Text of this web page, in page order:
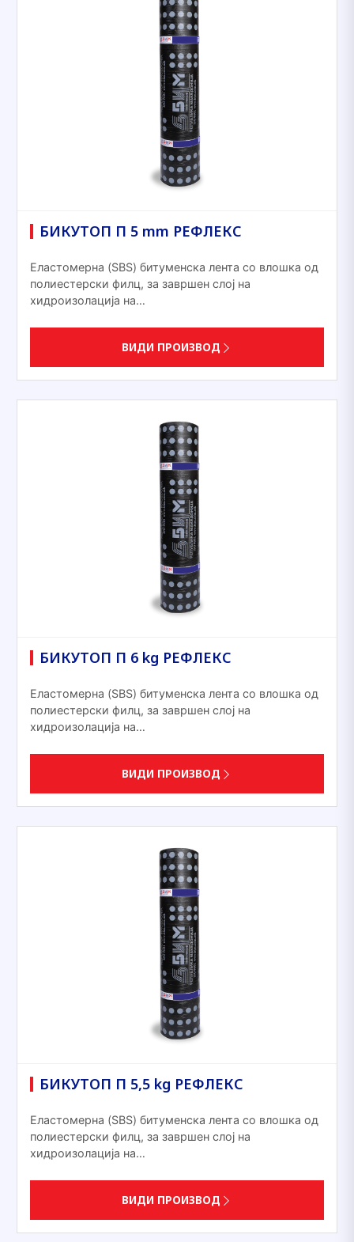
БИКУТОП П 5 mm РЕФЛЕКС
Еластомерна (SBS) битуменска лента со влошка од
полиестерски филц, за завршен слој на
хидроизолација на…
ВИДИ ПРОИЗВОД
БИКУТОП П 6 kg РЕФЛЕКС
Еластомерна (SBS) битуменска лента со влошка од
полиестерски филц, за завршен слој на
хидроизолација на…
ВИДИ ПРОИЗВОД
БИКУТОП П 5,5 kg РЕФЛЕКС
Еластомерна (SBS) битуменска лента со влошка од
полиестерски филц, за завршен слој на
хидроизолација на…
ВИДИ ПРОИЗВОД